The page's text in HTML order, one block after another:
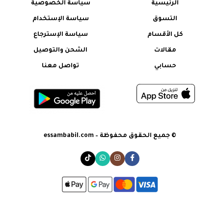
يمكن تركيبها على الاسطح المعدنية بكل
الرئيسية
التسوق
كل الأقسام
مقالات
حسابي
سياسة الخصوصية
سياسة الإستخدام
سياسة الإسترجاع
الشحن والتوصيل
تواصل معنا
© جميع الحقوق محفوظة – essambabil.com